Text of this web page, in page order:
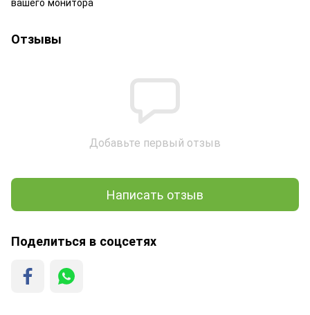
Отзывы
Добавьте первый отзыв
Написать отзыв
Поделиться в соцсетях